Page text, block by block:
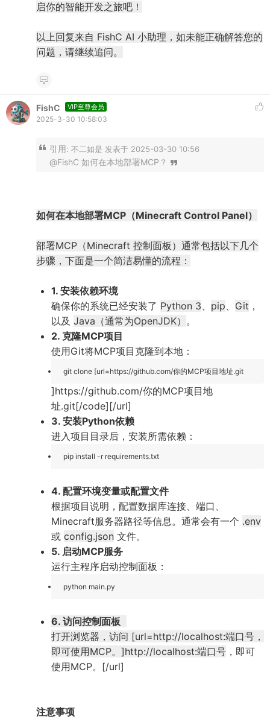
启你的智能开发之旅吧！
以上回复来自 FishC AI 小助理，如未能正确解答您的
问题，请继续追问。
FishC VIP至尊会员
2025-3-30 10:58:03
引用: 不二如是 发表于 2025-03-30 10:56
@FishC 如何在本地部署MCP？
如何在本地部署MCP（Minecraft Control Panel）
部署MCP（Minecraft 控制面板）通常包括以下几个
步骤，下面是一个简洁易懂的流程：
1. 安装依赖环境
确保你的系统已经安装了 Python 3、 pip、 Git ，
以及 Java（通常为OpenJDK） 。
2. 克隆MCP项目
使用Git将MCP项目克隆到本地：
git clone [url=https://github.com/你的MCP项目地址.git
]https://github.com/你的MCP项目地
址.git[/code][/url]
3. 安装Python依赖
进入项目目录后，安装所需依赖：
pip install -r requirements.txt
4. 配置环境变量或配置文件
根据项目说明，配置数据库连接、端口、
Minecraft服务器路径等信息。通常会有一个 .env
或 config.json 文件。
5. 启动MCP服务
运行主程序启动控制面板：
python main.py
6. 访问控制面板
打开浏览器，访问 [url=http://localhost:端口号 ，
即可使用MCP。]http://localhost:端口号 ，即可
使用MCP。[/url]
注意事项